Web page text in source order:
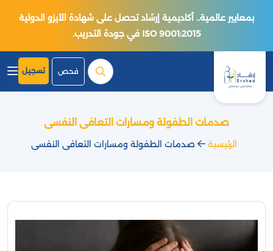
بمعايير عالمية.. أكاديمية إرشاد تحصل على شهادة الآيزو الدولية
ISO 9001:2015 في جودة التدريب.
فحص تسجيل
صدمات الطفولة ومسارات التعافى النفسى
الرئيسية صدمات الطفولة ومسارات التعافى النفسى